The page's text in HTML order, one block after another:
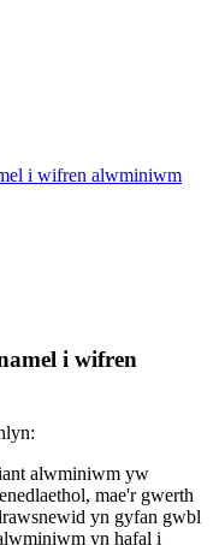
i wifren alwminiwm
i wifren
alwminiwm yw
mae'r gwerth
yn gyfan gwbl
yn hafal i